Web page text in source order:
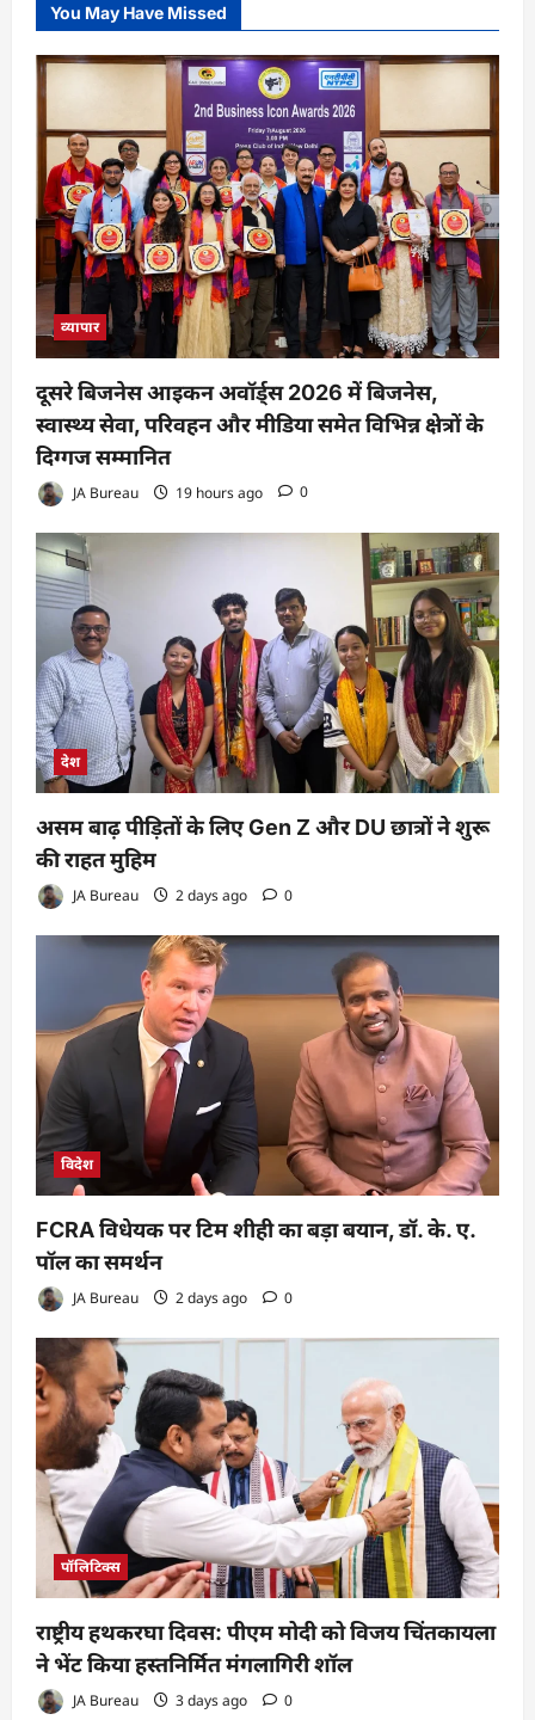
You May Have Missed
व्यापार
दूसरे बिजनेस आइकन अवॉर्ड्स 2026 में बिजनेस,
स्वास्थ्य सेवा, परिवहन और मीडिया समेत विभिन्न क्षेत्रों के
दिग्गज सम्मानित
JA Bureau 19 hours ago 0
देश
असम बाढ़ पीड़ितों के लिए Gen Z और DU छात्रों ने शुरू
की राहत मुहिम
JA Bureau 2 days ago 0
विदेश
FCRA विधेयक पर टिम शीही का बड़ा बयान, डॉ. के. ए.
पॉल का समर्थन
JA Bureau 2 days ago 0
पॉलिटिक्स
राष्ट्रीय हथकरघा दिवस: पीएम मोदी को विजय चिंतकायला
ने भेंट किया हस्तनिर्मित मंगलागिरी शॉल
JA Bureau 3 days ago 0